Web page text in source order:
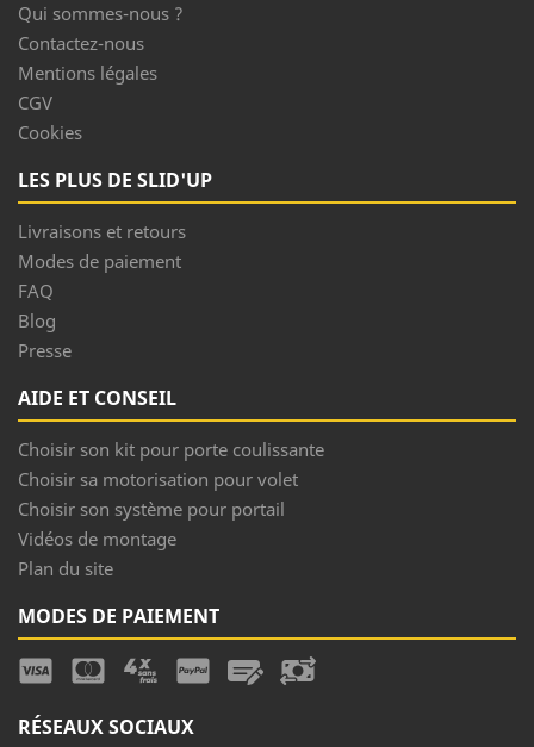
Qui sommes-nous ?
Contactez-nous
Mentions légales
CGV
Cookies
LES PLUS DE SLID'UP
Livraisons et retours
Modes de paiement
FAQ
Blog
Presse
AIDE ET CONSEIL
Choisir son kit pour porte coulissante
Choisir sa motorisation pour volet
Choisir son système pour portail
Vidéos de montage
Plan du site
MODES DE PAIEMENT
RÉSEAUX SOCIAUX